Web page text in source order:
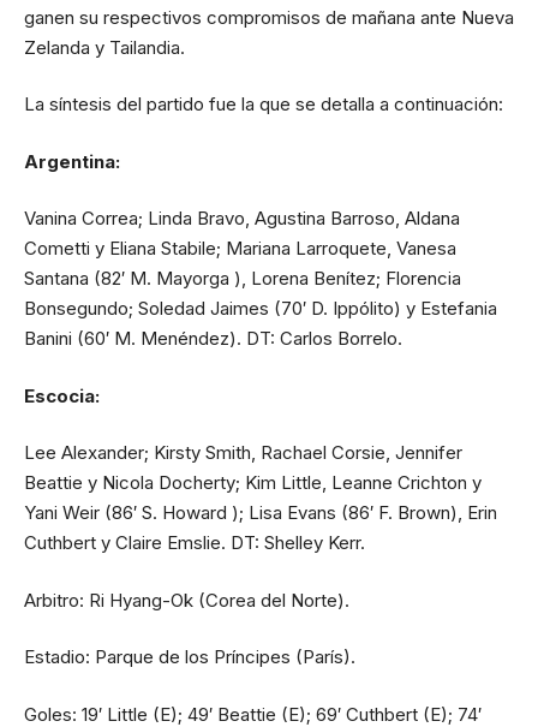
ganen su respectivos compromisos de mañana ante Nueva
Zelanda y Tailandia.
La síntesis del partido fue la que se detalla a continuación:
Argentina:
Vanina Correa; Linda Bravo, Agustina Barroso, Aldana
Cometti y Eliana Stabile; Mariana Larroquete, Vanesa
Santana (82′ M. Mayorga ), Lorena Benítez; Florencia
Bonsegundo; Soledad Jaimes (70′ D. Ippólito) y Estefania
Banini (60′ M. Menéndez). DT: Carlos Borrelo.
Escocia:
Lee Alexander; Kirsty Smith, Rachael Corsie, Jennifer
Beattie y Nicola Docherty; Kim Little, Leanne Crichton y
Yani Weir (86′ S. Howard ); Lisa Evans (86′ F. Brown), Erin
Cuthbert y Claire Emslie. DT: Shelley Kerr.
Arbitro: Ri Hyang-Ok (Corea del Norte).
Estadio: Parque de los Príncipes (París).
Goles: 19′ Little (E); 49′ Beattie (E); 69′ Cuthbert (E); 74′